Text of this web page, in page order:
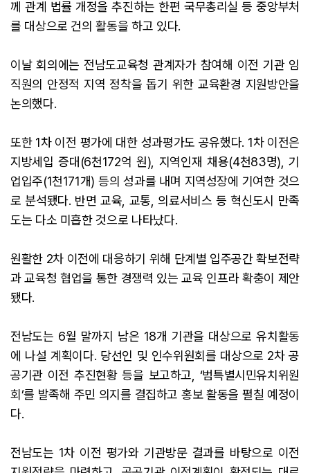
께 관계 법률 개정을 추진하는 한편 국무총리실 등 중앙부처
를 대상으로 건의 활동을 하고 있다.
이날 회의에는 전남도교육청 관계자가 참여해 이전 기관 임
직원의 안정적 지역 정착을 돕기 위한 교육환경 지원방안을
논의했다.
또한 1차 이전 평가에 대한 성과평가도 공유했다. 1차 이전은
지방세입 증대(6천172억 원), 지역인재 채용(4천83명), 기
업입주(1천171개) 등의 성과를 내며 지역성장에 기여한 것으
로 분석됐다. 반면 교육, 교통, 의료서비스 등 혁신도시 만족
도는 다소 미흡한 것으로 나타났다.
원활한 2차 이전에 대응하기 위해 단계별 입주공간 확보전략
과 교육청 협업을 통한 경쟁력 있는 교육 인프라 확충이 제안
됐다.
전남도는 6월 말까지 남은 18개 기관을 대상으로 유치활동
에 나설 계획이다. 당선인 및 인수위원회를 대상으로 2차 공
공기관 이전 추진현황 등을 보고하고, ‘범특별시민유치위원
회’를 발족해 주민 의지를 결집하고 홍보 활동을 펼칠 예정이
다.
전남도는 1차 이전 평가와 기관방문 결과를 바탕으로 이전